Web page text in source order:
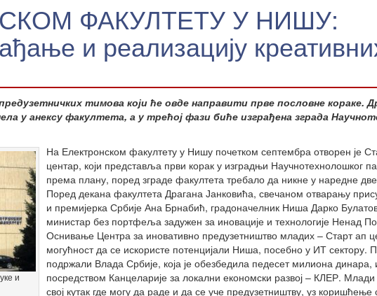
ФАКУЛТЕТУ У НИШУ:
и реализацију
тимова који ће овде направити прве пословне кораке.
у анексу факултета, а у трећој фази биће изграђена зграда
и
На Електронском факултету у Нишу почетком септембра отворен је
центар, који представља први корак у изградњи Научнотехнолошког
према плану, поред зграде факултета требало да никне у наредне
Поред декана факултета Драгана Јанковића, свечаном отварању
и премијерка Србије Ана Брнабић, градоначелник Ниша Дарко
министар без портфеља задужен за иновације и технологије Ненад
Оснивање Центра за иновативно предузетништво младих – Старт ап
могућност да се искористе потенцијали Ниша, посебно у ИТ сектору.
подржали Влада Србије, која је обезбедила педесет милиона
посредством Канцеларије за локални економски развој – КЛЕР.
свој кутак где могу да раде и да се уче предузетништву, уз коришћење